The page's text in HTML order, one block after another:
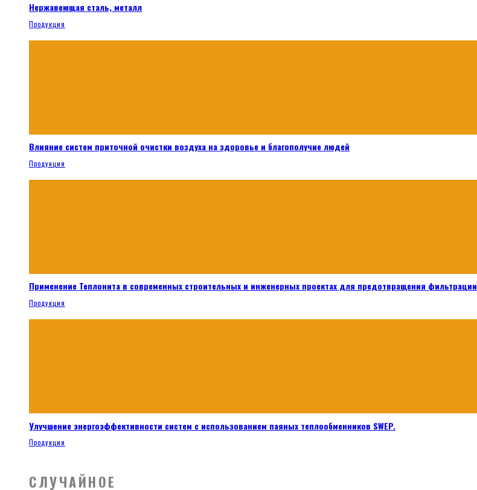
Нержавеющая сталь, металл
Продукция
Влияние систем приточной очистки воздуха на здоровье и благополучие людей
Продукция
Применение Теплонита в современных строительных и инженерных проектах для предотвращения фильтрации
Продукция
Улучшение энергоэффективности систем с использованием паяных теплообменников SWEP.
Продукция
СЛУЧАЙНОЕ